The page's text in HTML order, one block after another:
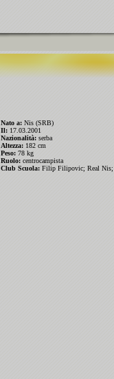
Nato a: Nis (SRB)
Il: 17.03.2001
Nazionalità: serba
Altezza: 182 cm
Peso: 78 kg
Ruolo: centrocampista
Club Scuola: Filip Filipovic; Real Nis;